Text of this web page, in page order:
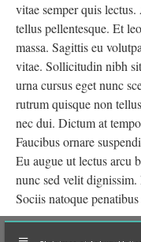
vitae semper quis
tellus pellentesque. Et
massa. Sagittis eu
vitae. Sollicitudin nibh
urna cursus eget nunc
rutrum quisque non
nec dui. Dictum at
Faucibus ornare
Eu augue ut lectus arcu
nunc sed velit
Sociis natoque